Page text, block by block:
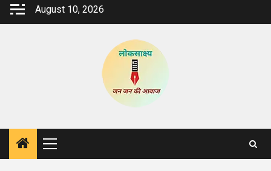
Skip
August 10, 2026
Primary
Menu